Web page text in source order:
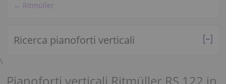
← Ritmüller
Ricerca pianoforti verticali
\